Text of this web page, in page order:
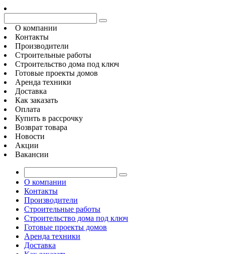
О компании
Контакты
Производители
Строительные работы
Строительство дома под ключ
Готовые проекты домов
Аренда техники
Доставка
Как заказать
Оплата
Купить в рассрочку
Возврат товара
Новости
Акции
Вакансии
О компании
Контакты
Производители
Строительные работы
Строительство дома под ключ
Готовые проекты домов
Аренда техники
Доставка